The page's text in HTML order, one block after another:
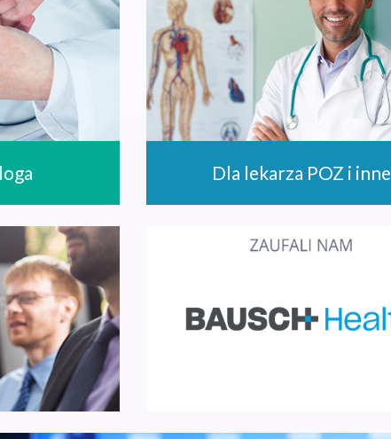
Dla lekarza POZ i inne